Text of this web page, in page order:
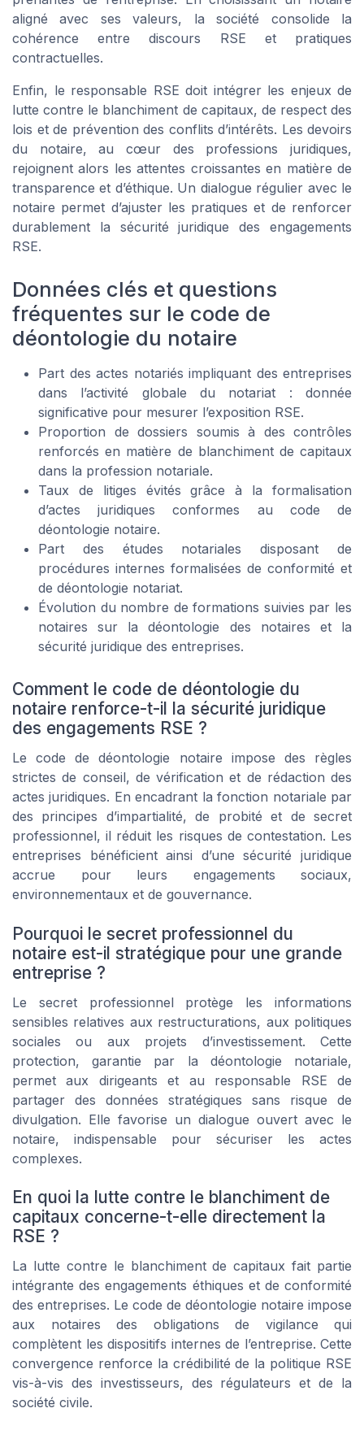
aligné avec ses valeurs, la société consolide la
cohérence entre discours RSE et pratiques
contractuelles.
Enfin, le responsable RSE doit intégrer les enjeux de
lutte contre le blanchiment de capitaux, de respect des
lois et de prévention des conflits d’intérêts. Les devoirs
du notaire, au cœur des professions juridiques,
rejoignent alors les attentes croissantes en matière de
transparence et d’éthique. Un dialogue régulier avec le
notaire permet d’ajuster les pratiques et de renforcer
durablement la sécurité juridique des engagements
RSE.
Données clés et questions
fréquentes sur le code de
déontologie du notaire
Part des actes notariés impliquant des entreprises
dans l’activité globale du notariat : donnée
significative pour mesurer l’exposition RSE.
Proportion de dossiers soumis à des contrôles
renforcés en matière de blanchiment de capitaux
dans la profession notariale.
Taux de litiges évités grâce à la formalisation
d’actes juridiques conformes au code de
déontologie notaire.
Part des études notariales disposant de
procédures internes formalisées de conformité et
de déontologie notariat.
Évolution du nombre de formations suivies par les
notaires sur la déontologie des notaires et la
sécurité juridique des entreprises.
Comment le code de déontologie du
notaire renforce-t-il la sécurité juridique
des engagements RSE ?
Le code de déontologie notaire impose des règles
strictes de conseil, de vérification et de rédaction des
actes juridiques. En encadrant la fonction notariale par
des principes d’impartialité, de probité et de secret
professionnel, il réduit les risques de contestation. Les
entreprises bénéficient ainsi d’une sécurité juridique
accrue pour leurs engagements sociaux,
environnementaux et de gouvernance.
Pourquoi le secret professionnel du
notaire est-il stratégique pour une grande
entreprise ?
Le secret professionnel protège les informations
sensibles relatives aux restructurations, aux politiques
sociales ou aux projets d’investissement. Cette
protection, garantie par la déontologie notariale,
permet aux dirigeants et au responsable RSE de
partager des données stratégiques sans risque de
divulgation. Elle favorise un dialogue ouvert avec le
notaire, indispensable pour sécuriser les actes
complexes.
En quoi la lutte contre le blanchiment de
capitaux concerne-t-elle directement la
RSE ?
La lutte contre le blanchiment de capitaux fait partie
intégrante des engagements éthiques et de conformité
des entreprises. Le code de déontologie notaire impose
aux notaires des obligations de vigilance qui
complètent les dispositifs internes de l’entreprise. Cette
convergence renforce la crédibilité de la politique RSE
vis-à-vis des investisseurs, des régulateurs et de la
société civile.